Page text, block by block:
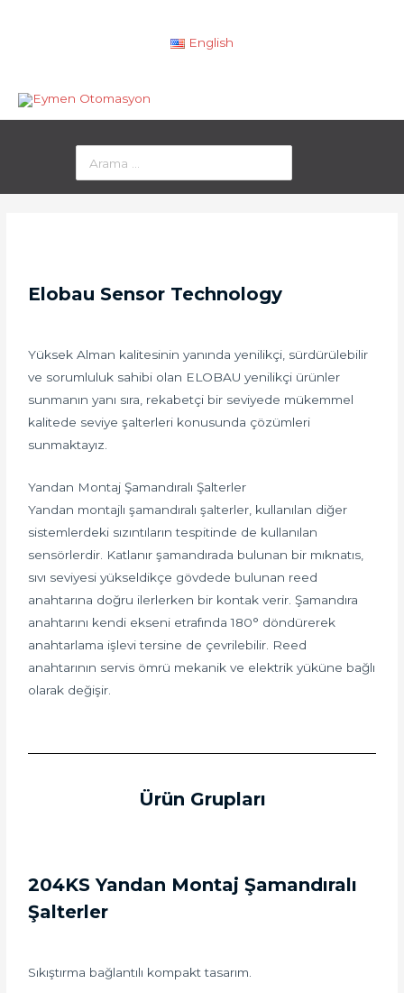
English
Elobau Sensor Technology
Yüksek Alman kalitesinin yanında yenilikçi, sürdürülebilir
ve sorumluluk sahibi olan ELOBAU yenilikçi ürünler
sunmanın yanı sıra, rekabetçi bir seviyede mükemmel
kalitede seviye şalterleri konusunda çözümleri
sunmaktayız.
Yandan Montaj Şamandıralı Şalterler
Yandan montajlı şamandıralı şalterler, kullanılan diğer
sistemlerdeki sızıntıların tespitinde de kullanılan
sensörlerdir. Katlanır şamandırada bulunan bir mıknatıs,
sıvı seviyesi yükseldikçe gövdede bulunan reed
anahtarına doğru ilerlerken bir kontak verir. Şamandıra
anahtarını kendi ekseni etrafında 180° döndürerek
anahtarlama işlevi tersine de çevrilebilir. Reed
anahtarının servis ömrü mekanik ve elektrik yüküne bağlı
olarak değişir.
Ürün Grupları
204KS Yandan Montaj Şamandıralı
Şalterler
Sıkıştırma bağlantılı kompakt tasarım.